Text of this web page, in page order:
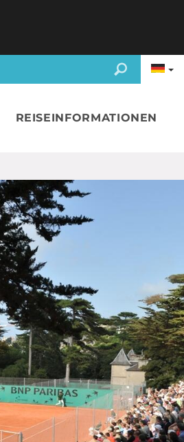
REISEINFORMATIONEN